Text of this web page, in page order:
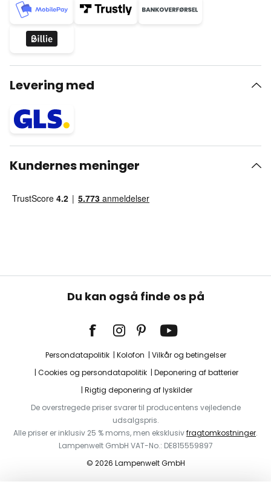
Levering med
Kundernes meninger
Du kan også finde os på
Persondatapolitik Kolofon
Vilkår og betingelser
Cookies og persondatapolitik
Deponering af batterier
Rigtig deponering af lyskilder
De overstregede priser svarer til producentens vejledende
udsalgspris.
Alle priser er inklusiv 25 % moms, men eksklusivfragtomkostninger.
Lampenwelt GmbH VAT-No.: DE815559897
© 2026 Lampenwelt GmbH